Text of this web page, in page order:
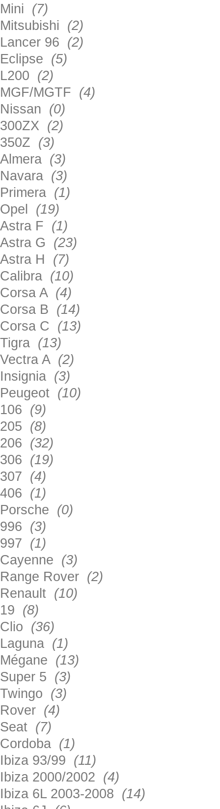
Mini (7)
Mitsubishi (2)
Lancer 96 (2)
Eclipse (5)
L200 (2)
MGF/MGTF (4)
Nissan (0)
300ZX (2)
350Z (3)
Almera (3)
Navara (3)
Primera (1)
Opel (19)
Astra F (1)
Astra G (23)
Astra H (7)
Calibra (10)
Corsa A (4)
Corsa B (14)
Corsa C (13)
Tigra (13)
Vectra A (2)
Insignia (3)
Peugeot (10)
106 (9)
205 (8)
206 (32)
306 (19)
307 (4)
406 (1)
Porsche (0)
996 (3)
997 (1)
Cayenne (3)
Range Rover (2)
Renault (10)
19 (8)
Clio (36)
Laguna (1)
Mégane (13)
Super 5 (3)
Twingo (3)
Rover (4)
Seat (7)
Cordoba (1)
Ibiza 93/99 (11)
Ibiza 2000/2002 (4)
Ibiza 6L 2003-2008 (14)